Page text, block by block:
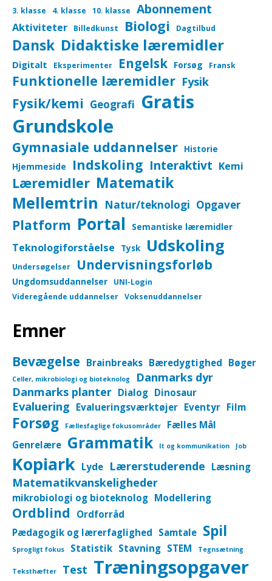
3. klasse 4. klasse 10. klasse Abonnement
Aktiviteter Billedkunst Biologi Dagtilbud
Dansk Didaktiske læremidler
Digitalt Eksperimenter Engelsk Forsøg Fransk
Funktionelle læremidler Fysik
Fysik/kemi Geografi Gratis
Grundskole
Gymnasiale uddannelser Historie
Hjemmeside
Indskoling Interaktivt Kemi
Læremidler Matematik
Mellemtrin Natur/teknologi Opgaver
Platform Portal Semantiske læremidler
Teknologiforståelse Tysk Udskoling
Undersøgelser Undervisningsforløb
Ungdomsuddannelser
UNI-Login
Videregående uddannelser Voksenuddannelser
Emner
Bevægelse Brainbreaks Bæredygtighed Bøger
Celler, mikrobiologi og bioteknolog
Danmarks dyr
Danmarks planter Dialog Dinosaur
Evaluering Evalueringsværktøjer Eventyr Film
Forsøg Fællesfaglige fokusområder
Fælles Mål
Genrelære Grammatik It og kommunikation Job
Kopiark Lyde Lærerstuderende Læsning
Matematikvanskeligheder
mikrobiologi og bioteknolog Modellering
Ordblind
Ordforråd
Pædagogik og lærerfaglighed Samtale Spil
Sprogligt fokus Statistik Stavning STEM Tegnsætning
Teksthæfter Test Træningsopgaver